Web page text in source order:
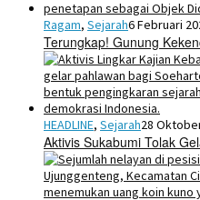
Ragam, Sejarah6 Februari
Terungkap! Gunung
HEADLINE, Sejarah28
Aktivis Sukabumi Tolak